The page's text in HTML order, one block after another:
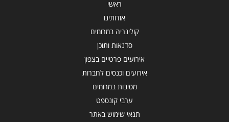
ראשי
אודותינו
קולינריה במרומים
סדנאות ותוכן
אירועים פרטיים בצפון
אירועים וכנסים לחברות
מסיבות במרומים
ערבי קונספט
תנאי שימוש באתר